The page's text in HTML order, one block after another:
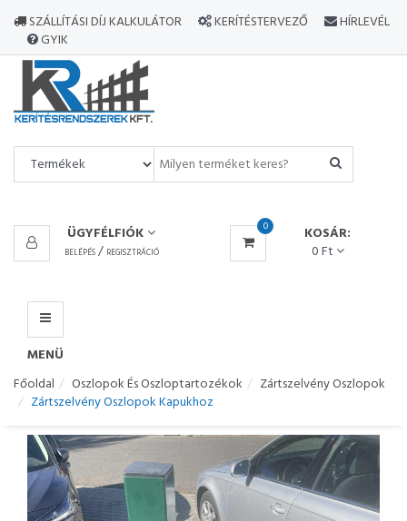
SZÁLLÍTÁSI DÍJ KALKULÁTOR KERÍTÉSTERVEZŐ
HÍRLEVÉL
GYIK
ÜGYFÉLFIÓK
BELÉPÉS/ REGISZTRÁCIÓ
0
KOSÁR:
0 Ft
MENÜ
MINDEN
TERMÉK
MENÜ
Főoldal Oszlopok És Oszloptartozékok
Zártszelvény Oszlopok
Zártszelvény Oszlopok Kapukhoz